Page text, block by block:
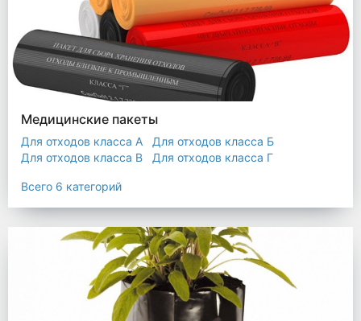
Медицинские пакеты
Для отходов класса А
Для отходов класса Б
Для отходов класса В
Для отходов класса Г
Пакеты термостойкие для утилизатора
Всего 6 категорий